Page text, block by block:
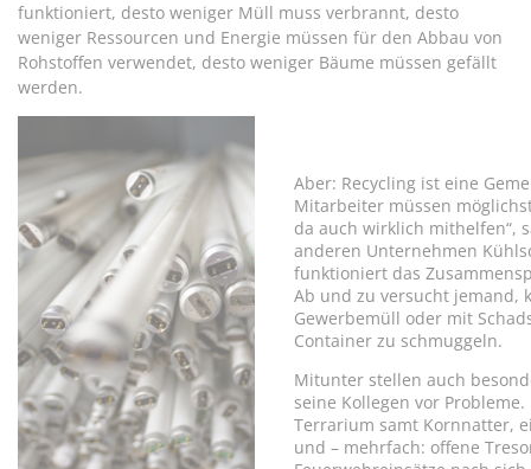
funktioniert, desto weniger Müll muss verbrannt, desto
weniger Ressourcen und Energie müssen für den Abbau von
Rohstoffen verwendet, desto weniger Bäume müssen gefällt
werden.
Aber: Recycling ist eine
Mitarbeiter müssen
da auch wirklich mithelfen“,
anderen Unternehmen
funktioniert das
Ab und zu versucht jemand,
Gewerbemüll oder mit
Container zu schmuggeln.
Mitunter stellen auch
seine Kollegen vor
Terrarium samt Kornnatter,
und – mehrfach: offene